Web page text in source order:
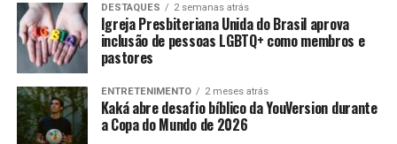
DESTAQUES 2 semanas atrás
Igreja Presbiteriana Unida do Brasil aprova
inclusão de pessoas LGBTQ+ como membros e
pastores
ENTRETENIMENTO 2 meses atrás
Kaká abre desafio bíblico da YouVersion durante
a Copa do Mundo de 2026